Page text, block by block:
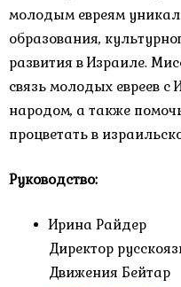
молодым евреям
образования,
развития в Израиле.
связь молодых евреев с
народом, а также
процветать в
Руководство:
Ирина Райдер
Директор
Движения Бейтар